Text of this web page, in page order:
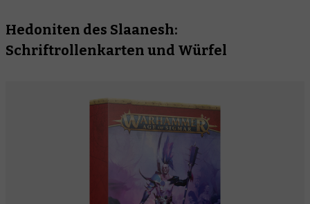
Hedoniten des Slaanesh:
Schriftrollenkarten und Würfel